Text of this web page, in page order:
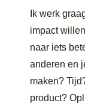
Ik werk
impact
naar iets
anderen en
maken?
product?